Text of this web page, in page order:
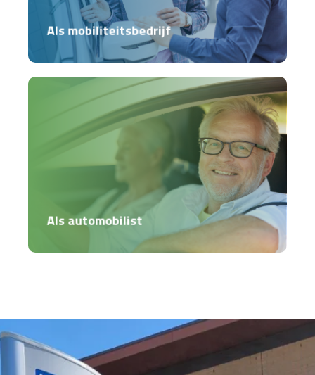
Als mobiliteitsbedrijf
Als automobilist